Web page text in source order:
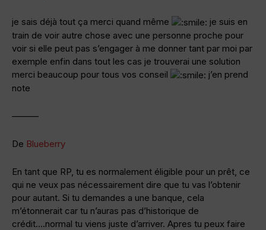
je sais déjà tout ça merci quand même
je suis en
train de voir autre chose avec une personne proche pour
voir si elle peut pas s’engager à me donner tant par moi par
exemple enfin dans tout les cas je trouverai une solution
merci beaucoup pour tous vos conseil
j’en prend
note
———
De Blueberry
En tant que RP, tu es normalement éligible pour un prêt, ce
qui ne veux pas nécessairement dire que tu vas l’obtenir
pour autant. Si tu demandes a une banque, cela
m’étonnerait car tu n’auras pas d’historique de
crédit….normal tu viens juste d’arriver. Apres tu peux faire